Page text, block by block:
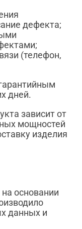
дефекта;
(телефон,
дней.
зависит от
мощностей
изделия
основании
данных и